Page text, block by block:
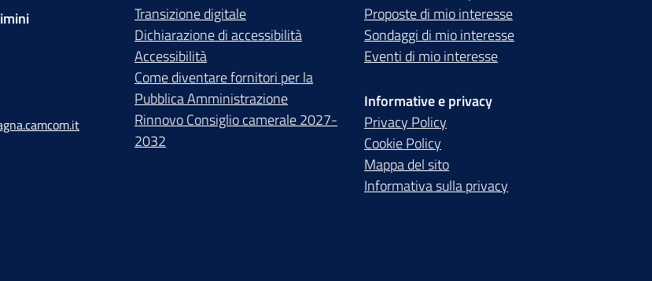
Transizione digitale
Dichiarazione di accessibilità
Accessibilità
Come diventare fornitori per la
Pubblica Amministrazione
Rinnovo Consiglio camerale 2027-
2032
Proposte di mio interesse
Sondaggi di mio interesse
Eventi di mio interesse
Informative e privacy
Privacy Policy
Cookie Policy
Mappa del sito
Informativa sulla privacy